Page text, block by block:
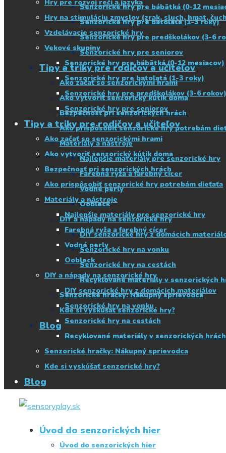
Senzorické hry pre bábätká (0-12
Senzorické hry pre batoľatá (1-3 roky)
Senzorické hry pre predškolákov (3-6
Senzorické hry pre seniorov
Tipy a triky pre rodičov a učiteľov
Ako začať so senzorickými hrami
Ako vytvoriť senzorický kútik doma
Bezpečnosť pri senzorických hrách
Ako prispôsobiť senzorické hry potrebám
Materiály a nástroje
Najlepšie materiály pre senzorické hry
Farebná ryža a farebný cícer
Vodné perly
Oobleck
DIY a nápady na senzorické hry
DIY senzorické hry z domácich
Senzorické hry na vonku
Senzorické hry na cestách
Recyklované materiály v senzorických
Senzorické hračky: Nákupný sprievodca
Kde si vyskúšať senzorické hry?
Blog
Hry pre rozvoj reči a jazyka
Hry na stimuláciu zmyslov (zrak, sluch, hmat,
Vzdelávacie senzorické hry
Vekové skupiny
Senzorické hry pre bábätká (0-12 mesiacov)
Senzorické hry pre batoľatá (1-3 roky)
Senzorické hry pre predškolákov (3-6 rokov)
Senzorické hry pre seniorov
Tipy a triky pre rodičov a učiteľov
Ako začať so senzorickými hrami
Ako vytvoriť senzorický kútik doma
Bezpečnosť pri senzorických hrách
Ako prispôsobiť senzorické hry potrebám dieťaťa
Materiály a nástroje
Najlepšie materiály pre senzorické hry
Farebná ryža a farebný cícer
Vodné perly
Oobleck
DIY a nápady na senzorické hry
DIY senzorické hry z domácich materiálov
Senzorické hry na vonku
Senzorické hry na cestách
Recyklované materiály v senzorických hrách
Senzorické hračky: Nákupný sprievodca
Kde si vyskúšať senzorické hry?
Blog
Úvod do senzorických hier
Úvod do senzorických hier